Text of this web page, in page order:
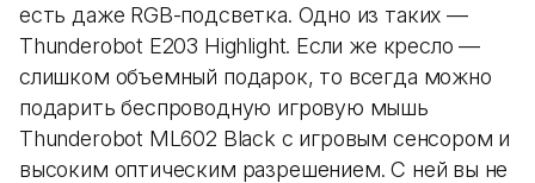
есть даже RGB-подсветка. Одно из таких —
Thunderobot E203 Highlight. Если же кресло —
слишком объемный подарок, то всегда можно
подарить беспроводную игровую мышь
Thunderobot ML602 Black с игровым сенсором и
высоким оптическим разрешением. С ней вы не